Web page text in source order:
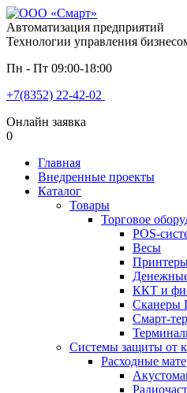
Автоматизация предприятий
Технологии управления
Пн - Пт 09:00-18:00
+7(8352) 22-42-02
Онлайн заявка
0
Главная
Внедренные проекты
Каталог
Товары
Торговое
POS-
Весы
ККТ и
Смарт-
Системы защиты от
Расходные